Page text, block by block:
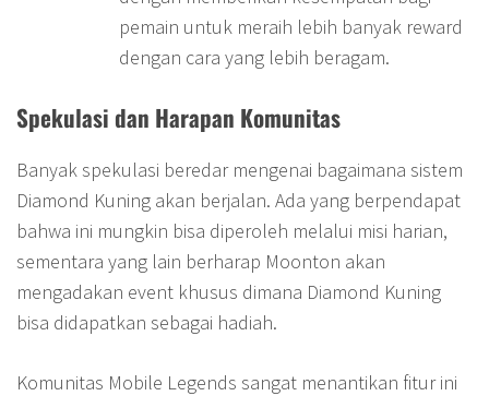
pemain untuk meraih lebih banyak reward
dengan cara yang lebih beragam.
Spekulasi dan Harapan Komunitas
Banyak spekulasi beredar mengenai bagaimana sistem
Diamond Kuning akan berjalan. Ada yang berpendapat
bahwa ini mungkin bisa diperoleh melalui misi harian,
sementara yang lain berharap Moonton akan
mengadakan event khusus dimana Diamond Kuning
bisa didapatkan sebagai hadiah.
Komunitas Mobile Legends sangat menantikan fitur ini